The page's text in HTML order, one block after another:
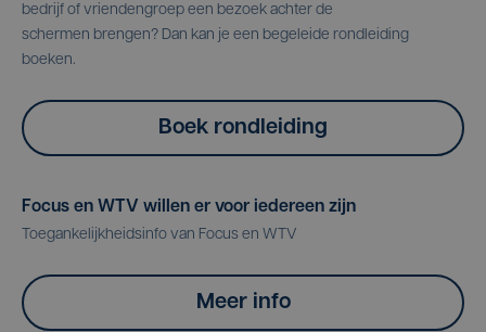
bedrijf of vriendengroep een bezoek achter de
schermen brengen? Dan kan je een begeleide rondleiding
boeken.
Boek rondleiding
Focus en WTV willen er voor iedereen zijn
Toegankelijkheidsinfo van Focus en WTV
Meer info